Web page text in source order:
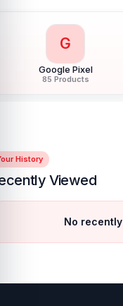
G
Google Pixel
85 Products
History
Viewed
No